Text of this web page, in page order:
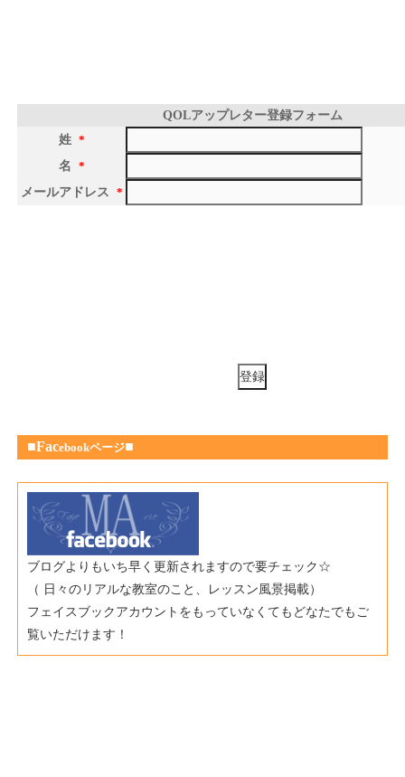
QOLアップレター登録フォーム
姓 *
名 *
メールアドレス *
■Facebookページ■
ブログよりもいち早く更新されますので要チェック☆
（ 日々のリアルな教室のこと、レッスン風景掲載）
フェイスブックアカウントをもっていなくてもどなたでもご
覧いただけます！